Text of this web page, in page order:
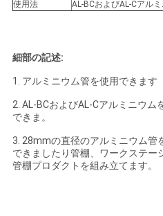
求
て
く
だ
さ
使用法
AL-BCおよびAL-Cアル
細部の記述:
1. アルミニウム管を使用できます
2. AL-BCおよびAL-Cアルミニウ
できま。
3. 28mmの直径のアルミニウム管
できましたり管棚、ワークステー
管棚プロダクトを組み立てます。